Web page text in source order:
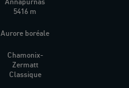
5416 m
Aurore boréale
Chamonix-
Zermatt
Classique